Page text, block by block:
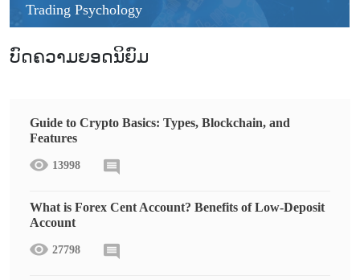
Trading Psychology
ບົດຄວາມຍອດນິຍົມ
Guide to Crypto Basics: Types, Blockchain, and
Features
13998
What is Forex Cent Account? Benefits of Low-Deposit
Account
27798